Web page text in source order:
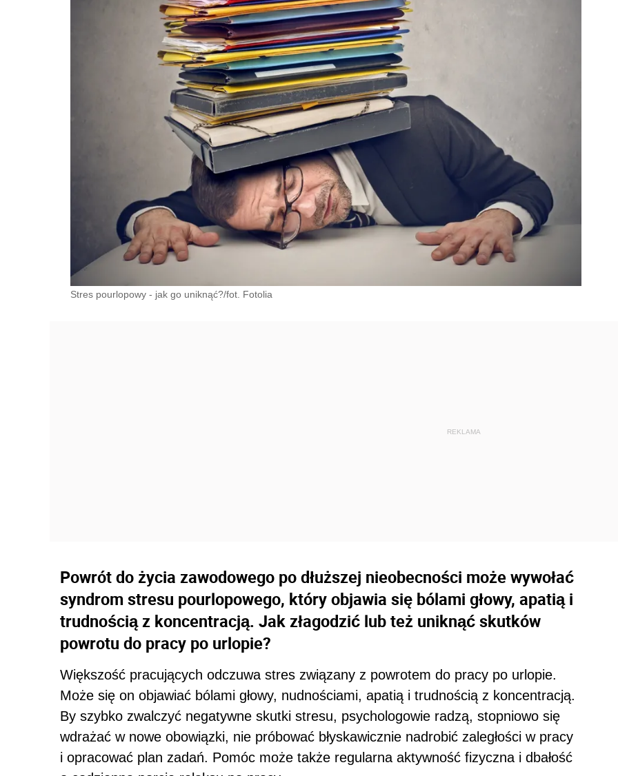
Stres pourlopowy - jak go uniknąć?/fot. Fotolia
Powrót do życia zawodowego po dłuższej nieobecności może wywołać
syndrom stresu pourlopowego, który objawia się bólami głowy, apatią i
trudnością z koncentracją. Jak złagodzić lub też uniknąć skutków
powrotu do pracy po urlopie?
Większość pracujących odczuwa stres związany z powrotem do pracy po urlopie.
Może się on objawiać bólami głowy, nudnościami, apatią i trudnością z koncentracją.
By szybko zwalczyć negatywne skutki stresu, psychologowie radzą, stopniowo się
wdrażać w nowe obowiązki, nie próbować błyskawicznie nadrobić zaległości w pracy
i opracować plan zadań. Pomóc może także regularna aktywność fizyczna i dbałość